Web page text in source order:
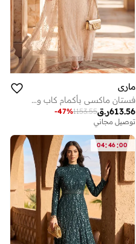
ماري
فستان ماكسي بأكمام كاب وترتر
ر.ق613.56
1153.55
-47%
توصيل مجاني
04:46:00